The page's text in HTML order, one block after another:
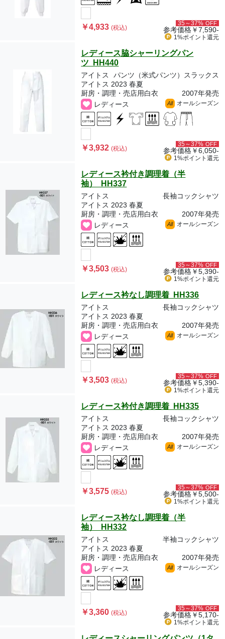
￥4,933(税込)
35～37% OFF
参考価格￥7,590-
1%ポイント 還元
レディース脇シャーリングパン
ツ HH440
アイトス
パンツ（米式パンツ）スラックス
アイトス 2023 春夏
厨房・調理・売店用白衣
2007年発売
レディース
All オールシーズン
￥3,932(税込)
35～37% OFF
参考価格￥6,050-
1%ポイント 還元
レディース衿付き調理着（半
袖） HH337
アイトス
長袖コックシャツ
アイトス 2023 春夏
厨房・調理・売店用白衣
2007年発売
レディース
All オールシーズン
￥3,503(税込)
35～37% OFF
参考価格￥5,390-
1%ポイント 還元
レディース衿なし調理着 HH336
アイトス
長袖コックシャツ
アイトス 2023 春夏
厨房・調理・売店用白衣
2007年発売
レディース
All オールシーズン
￥3,503(税込)
35～37% OFF
参考価格￥5,390-
1%ポイント 還元
レディース衿付き調理着 HH335
アイトス
長袖コックシャツ
アイトス 2023 春夏
厨房・調理・売店用白衣
2007年発売
レディース
All オールシーズン
￥3,575(税込)
35～37% OFF
参考価格￥5,500-
1%ポイント 還元
レディース衿なし調理着（半
袖） HH332
アイトス
半袖コックシャツ
アイトス 2023 春夏
厨房・調理・売店用白衣
2007年発売
レディース
All オールシーズン
￥3,360(税込)
35～37% OFF
参考価格￥5,170-
1%ポイント 還元